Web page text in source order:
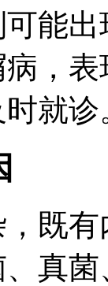
能
，
就诊
既
真